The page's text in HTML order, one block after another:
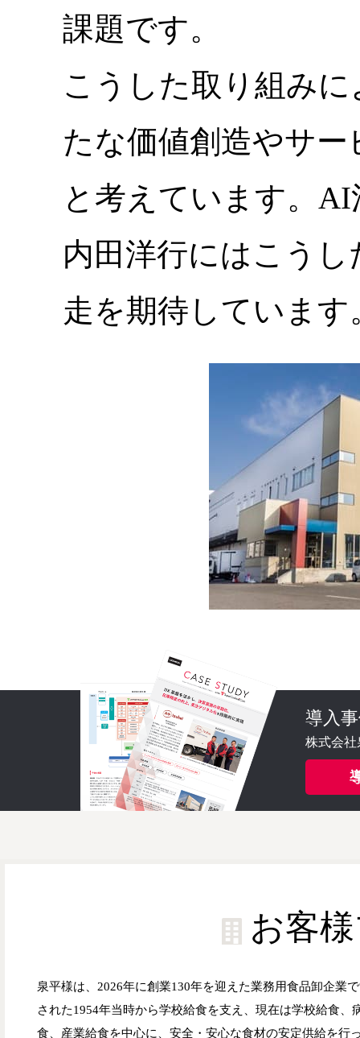
課題です。
こうした取り組み
たな価値創造やサ
と考えています。
内田洋行にはこう
走を期待しています
導入
株式会社
お客
泉平様は、2026年に創業130年を迎えた業務用食品卸企業
された1954年当時から学校給食を支え、現在は学校給食、
食、産業給食を中心に、安全・安心な食材の安定供給を行